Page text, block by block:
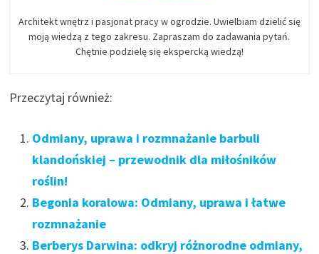
Architekt wnętrz i pasjonat pracy w ogrodzie. Uwielbiam dzielić się
moją wiedzą z tego zakresu. Zapraszam do zadawania pytań.
Chętnie podzielę się ekspercką wiedzą!
Przeczytaj również:
Odmiany, uprawa i rozmnażanie barbuli
klandońskiej – przewodnik dla miłośników
roślin!
Begonia koralowa: Odmiany, uprawa i łatwe
rozmnażanie
Berberys Darwina: odkryj różnorodne odmiany,